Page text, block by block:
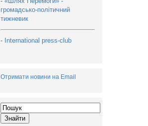
громадсько-політичний
тижневик
- International press-club
Отримати новини на Email